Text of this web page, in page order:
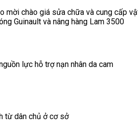
mời chào giá sửa chữa và cung cấp
Guinault và nâng hàng Lam 3500
lực hỗ trợ nạn nhân da cam
từ dân chủ ở cơ sở